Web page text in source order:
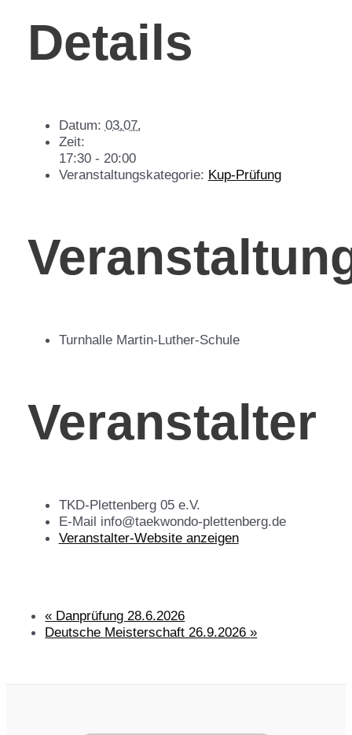
Details
Datum: 03.07.
Zeit:
17:30 - 20:00
Veranstaltungskategorie: Kup-Prüfung
Turnhalle Martin-Luther-Schule
Veranstalter
TKD-Plettenberg 05 e.V.
E-Mail info@taekwondo-plettenberg.de
Veranstalter-Website anzeigen
« Danprüfung 28.6.2026
Deutsche Meisterschaft 26.9.2026»